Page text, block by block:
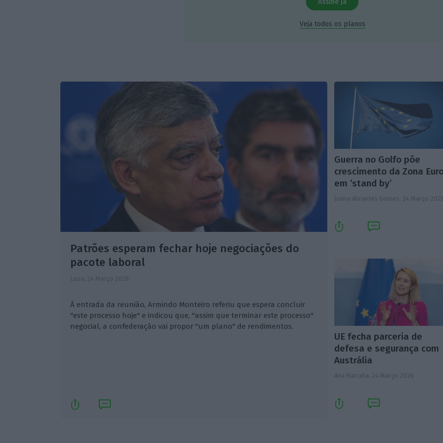
Assine já
Veja todos os planos
Patrões esperam fechar hoje negociações do
pacote laboral
Lusa, 24 Março 2026
À entrada da reunião, Armindo Monteiro referiu que espera concluir
"este processo hoje" e indicou que, "assim que terminar este processo"
negocial, a confederação vai propor "um plano" de rendimentos.
Guerra no Golfo põe
crescimento da Zona
em ‘stand by’
Joana Abrantes Gomes, 24 Março
UE fecha parceria de
defesa e segurança com
Austrália
Ana Marcela, 24 Março 2026